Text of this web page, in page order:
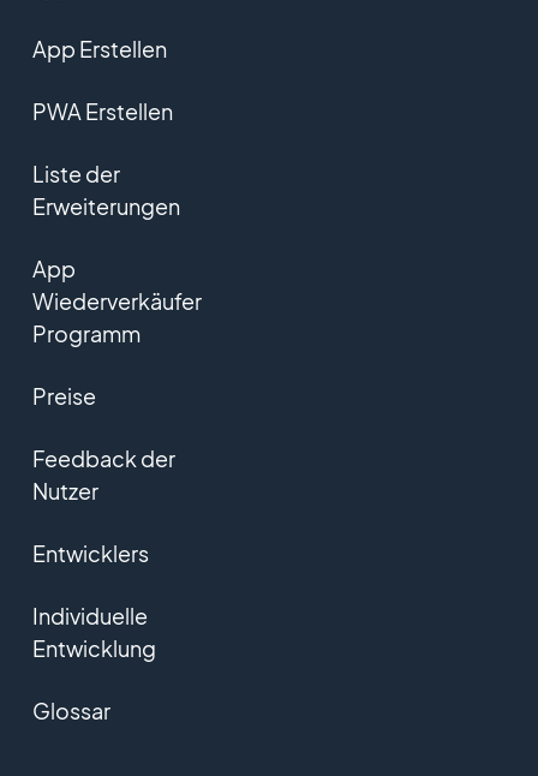
App Erstellen
PWA Erstellen
Liste der
Erweiterungen
App
Wiederverkäufer
Programm
Preise
Feedback der
Nutzer
Entwicklers
Individuelle
Entwicklung
Glossar